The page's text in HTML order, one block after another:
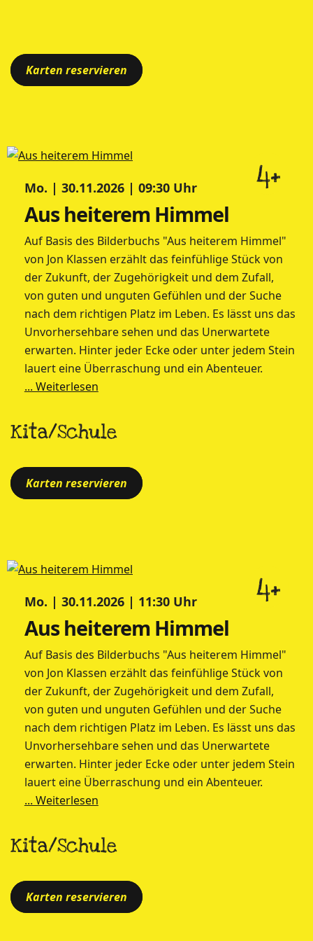
Karten reservieren
4+
Mo. | 30.11.2026 | 09:30 Uhr
Aus heiterem Himmel
Auf Basis des Bilderbuchs "Aus heiterem Himmel"
von Jon Klassen erzählt das feinfühlige Stück von
der Zukunft, der Zugehörigkeit und dem Zufall,
von guten und unguten Gefühlen und der Suche
nach dem richtigen Platz im Leben. Es lässt uns das
Unvorhersehbare sehen und das Unerwartete
erwarten. Hinter jeder Ecke oder unter jedem Stein
lauert eine Überraschung und ein Abenteuer.
... Weiterlesen
Kita/Schule
Karten reservieren
4+
Mo. | 30.11.2026 | 11:30 Uhr
Aus heiterem Himmel
Auf Basis des Bilderbuchs "Aus heiterem Himmel"
von Jon Klassen erzählt das feinfühlige Stück von
der Zukunft, der Zugehörigkeit und dem Zufall,
von guten und unguten Gefühlen und der Suche
nach dem richtigen Platz im Leben. Es lässt uns das
Unvorhersehbare sehen und das Unerwartete
erwarten. Hinter jeder Ecke oder unter jedem Stein
lauert eine Überraschung und ein Abenteuer.
... Weiterlesen
Kita/Schule
Karten reservieren